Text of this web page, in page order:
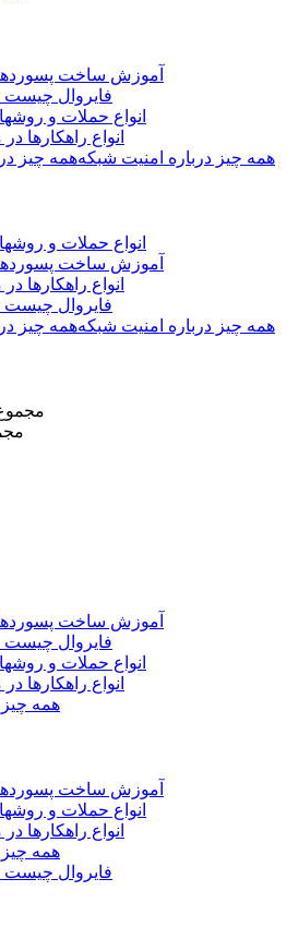
آموزش ساخت
فایروال چیست
انواع حملات و
انواع راهکارها
همه چیز درباره امنیت شبکه
انواع حملات و
آموزش ساخت
انواع راهکارها
فایروال چیست
همه چیز درباره امنیت شبکه
آموزش ساخت
فایروال چیست
انواع حملات و
انواع راهکارها
همه چیز
آموزش ساخت
انواع حملات و
انواع راهکارها
همه چیز
فایروال چیست